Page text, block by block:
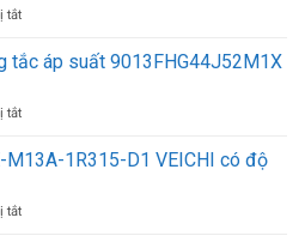
tắtở
nghiệm
công
áp
Telemecanique
tắc áp suất 9013FHG44J52M1X
tắtở
điểm
tắc
M13A-1R315-D1 VEICHI có độ
tắtở